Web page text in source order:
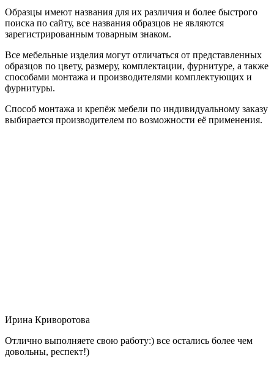
Образцы имеют названия для их различия и более быстрого
поиска по сайту, все названия образцов не являются
зарегистрированным товарным знаком.
Все мебельные изделия могут отличаться от представленных
образцов по цвету, размеру, комплектации, фурнитуре, а также
способами монтажа и производителями комплектующих и
фурнитуры.
Способ монтажа и крепёж мебели по индивидуальному заказу
выбирается производителем по возможности её применения.
Ирина Криворотова
Отлично выполняете свою работу:) все остались более чем
довольны, респект!)